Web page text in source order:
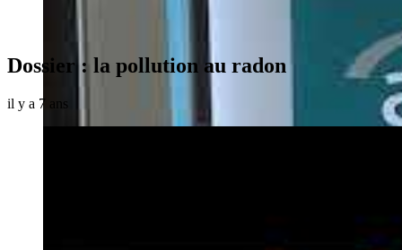
Dossier : la pollution au radon
il y a 7 ans